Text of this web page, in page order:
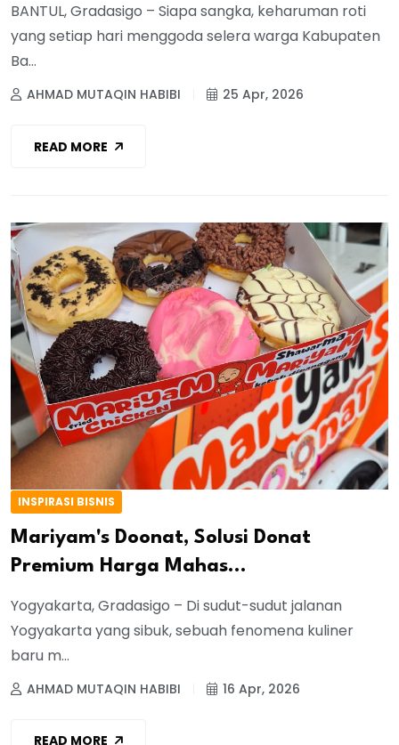
BANTUL, Gradasigo – Siapa sangka, keharuman roti
yang setiap hari menggoda selera warga Kabupaten
Ba...
AHMAD MUTAQIN HABIBI 25 Apr, 2026
READ MORE
INSPIRASI BISNIS
Mariyam's Doonat, Solusi Donat
Premium Harga Mahas...
Yogyakarta, Gradasigo – Di sudut-sudut jalanan
Yogyakarta yang sibuk, sebuah fenomena kuliner
baru m...
AHMAD MUTAQIN HABIBI 16 Apr, 2026
READ MORE